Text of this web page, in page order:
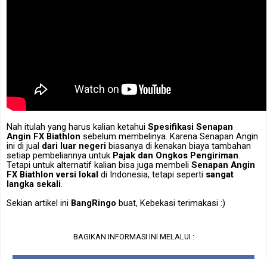
Nah itulah yang harus kalian ketahui Spesifikasi Senapan
Angin FX Biathlon sebelum membelinya. Karena Senapan Angin
ini di jual dari luar negeri biasanya di kenakan biaya tambahan
setiap pembeliannya untuk Pajak dan Ongkos Pengiriman.
Tetapi untuk alternatif kalian bisa juga membeli Senapan Angin
FX Biathlon versi lokal di Indonesia, tetapi seperti sangat
langka sekali.
Sekian artikel ini BangRingo buat, Kebekasi terimakasi :)
BAGIKAN INFORMASI INI MELALUI :